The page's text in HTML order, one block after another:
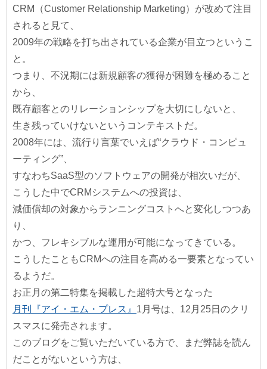
CRM（Customer Relationship Marketing）が改めて注目
されると見て、
2009年の戦略を打ち出されている企業が目立つというこ
と。
つまり、不況期には新規顧客の獲得が困難を極めること
から、
既存顧客とのリレーションシップを大切にしないと、
生き残っていけないというコンテキストだ。
2008年には、流行り言葉でいえば“クラウド・コンピュ
ーティング”、
すなわちSaaS型のソフトウェアの開発が相次いだが、
こうした中でCRMシステムへの投資は、
減価償却の対象からランニングコストへと変化しつつあ
り、
かつ、フレキシブルな運用が可能になってきている。
こうしたこともCRMへの注目を高める一要素となってい
るようだ。
お正月の第二特集を掲載した超特大号となった
月刊『アイ・エム・プレス』 1月号は、12月25日のクリ
スマスに発売されます。
このブログをご覧いただいている方で、まだ弊誌を読ん
だことがないという方は、